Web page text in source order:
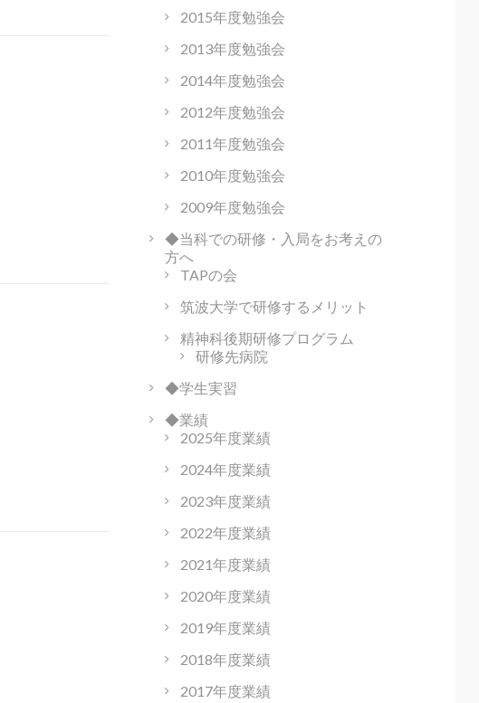
2015年度勉強会
2013年度勉強会
2014年度勉強会
2012年度勉強会
2011年度勉強会
2010年度勉強会
2009年度勉強会
◆当科での研修・入局をお考えの
方へ
TAPの会
筑波大学で研修するメリット
精神科後期研修プログラム
研修先病院
◆学生実習
◆業績
2025年度業績
2024年度業績
2023年度業績
2022年度業績
2021年度業績
2020年度業績
2019年度業績
2018年度業績
2017年度業績